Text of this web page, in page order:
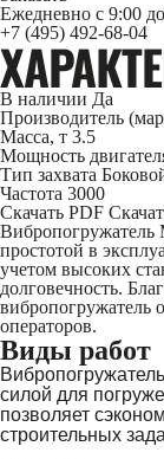
Ежедневно с 9:00
+7 (495) 492-68-04
В наличии Да
Производитель
Масса, т 3.5
Мощность
Тип захвата
Частота 3000
Скачать PDF
Вибропогружатель
простотой в
учетом высоких
долговечность.
вибропогружатель
операторов.
Виды работ
силой для
позволяет
строительных